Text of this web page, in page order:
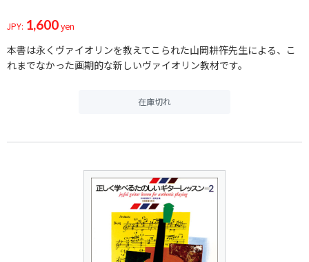
JPY: 1,600yen
本書は永くヴァイオリンを教えてこられた山岡耕筰先生による、こ
れまでなかった画期的な新しいヴァイオリン教材です。
在庫切れ